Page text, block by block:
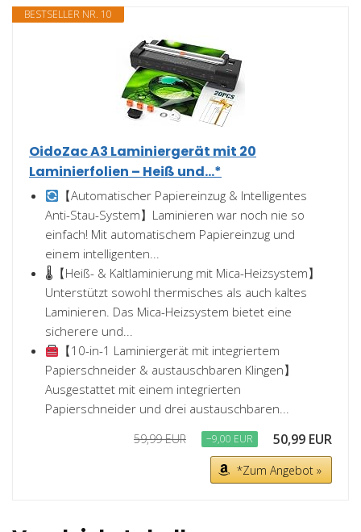
BESTSELLER NR. 10
OidoZac A3 Laminiergerät mit 20
Laminierfolien – Heiß und...*
【Automatischer Papiereinzug & Intelligentes
Anti-Stau-System】Laminieren war noch nie so
einfach! Mit automatischem Papiereinzug und
einem intelligenten...
🌡【Heiß- & Kaltlaminierung mit Mica-Heizsystem】
Unterstützt sowohl thermisches als auch kaltes
Laminieren. Das Mica-Heizsystem bietet eine
sicherere und...
【10-in-1 Laminiergerät mit integriertem
Papierschneider & austauschbaren Klingen】
Ausgestattet mit einem integrierten
Papierschneider und drei austauschbaren...
59,99 EUR −9,00 EUR 50,99 EUR
*Zum Angebot »